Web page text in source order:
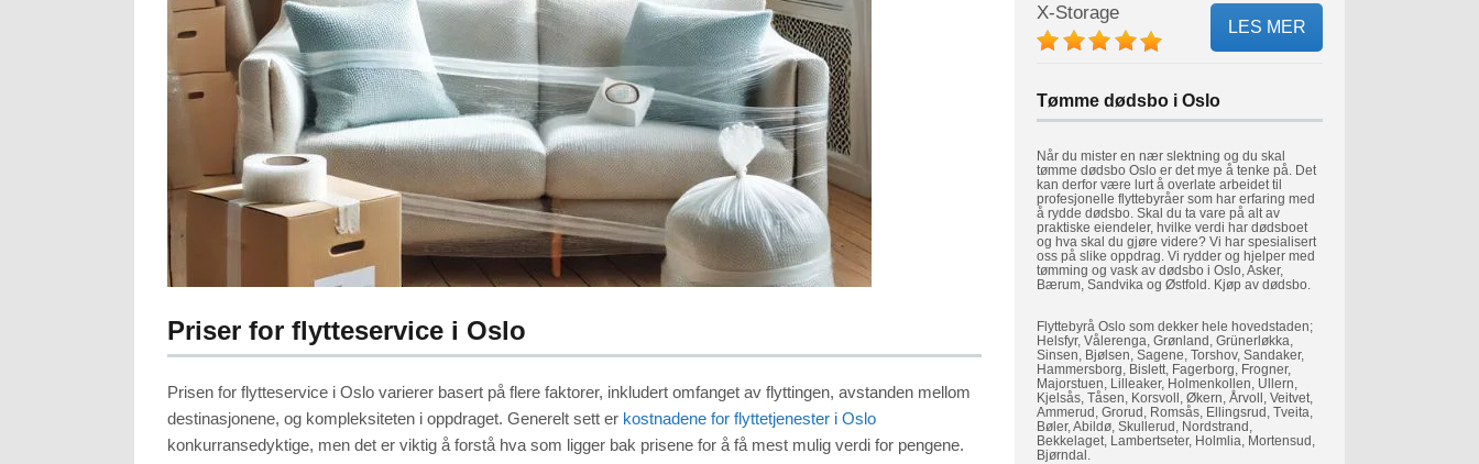
Priser for flytteservice i Oslo
Prisen for flytteservice i Oslo varierer basert på flere faktorer, inkludert omfanget av flyttingen, avstanden mellom
destinasjonene, og kompleksiteten i oppdraget. Generelt sett er kostnadene for flyttetjenester i Oslo
konkurransedyktige, men det er viktig å forstå hva som ligger bak prisene for å få mest mulig verdi for pengene.
X-Storage
LES MER
Tømme dødsbo i Oslo
Når du mister en nær slektning og du skal
tømme dødsbo Oslo er det mye å tenke på. Det
kan derfor være lurt å overlate arbeidet til
profesjonelle flyttebyråer som har erfaring med
å rydde dødsbo. Skal du ta vare på alt av
praktiske eiendeler, hvilke verdi har dødsboet
og hva skal du gjøre videre? Vi har spesialisert
oss på slike oppdrag. Vi rydder og hjelper med
tømming og vask av dødsbo i Oslo, Asker,
Bærum, Sandvika og Østfold. Kjøp av dødsbo.
Flyttebyrå Oslo som dekker hele hovedstaden;
Helsfyr, Vålerenga, Grønland, Grünerløkka,
Sinsen, Bjølsen, Sagene, Torshov, Sandaker,
Hammersborg, Bislett, Fagerborg, Frogner,
Majorstuen, Lilleaker, Holmenkollen, Ullern,
Kjelsås, Tåsen, Korsvoll, Økern, Årvoll, Veitvet,
Ammerud, Grorud, Romsås, Ellingsrud, Tveita,
Bøler, Abildø, Skullerud, Nordstrand,
Bekkelaget, Lambertseter, Holmlia, Mortensud,
Bjørndal.